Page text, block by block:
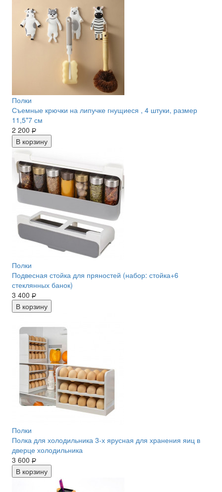
Полки
Съемные крючки на липучке гнущиеся , 4 штуки, размер
11,5*7 см
2 200 Р
В корзину
Полки
Подвесная стойка для пряностей (набор: стойка+6
стеклянных банок)
3 400 Р
В корзину
Полки
Полка для холодильника 3-х ярусная для хранения яиц в
дверце холодильника
3 600 Р
В корзину